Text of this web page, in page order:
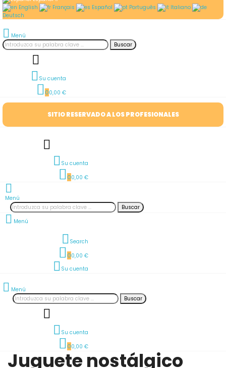
English
Français Español Português
Italiano
Deutsch
Menú
Buscar
Su cuenta
00,00 €
SITIO RESERVADO A LOS PROFESIONALES
Su cuenta
00,00 €
Menú
Buscar
Menú
Search
00,00 €
Su cuenta
Menú
Buscar
Su cuenta
00,00 €
Juguete nostálgico